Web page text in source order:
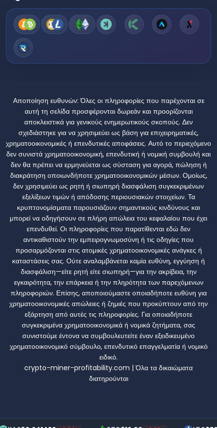
Αποποίηση ευθυνών: Όλες οι πληροφορίες που παρέχονται σε
αυτή τη σελίδα προσφέρονται δωρεάν και προορίζονται
αποκλειστικά για γενικούς ενημερωτικούς σκοπούς. Δεν
σχεδιάστηκε για να χρησιμεύει ως βάση για επιχειρηματικές,
χρηματοοικονομικές ή επενδυτικές αποφάσεις. Αυτό το περιεχόμενο
δεν συνιστά χρηματοοικονομική, επενδυτική ή νομική συμβουλή και
δεν θα πρέπει να ερμηνεύεται ως σύσταση για αγορά, πώληση ή
διακράτηση οποιωνδήποτε χρηματοοικονομικών μέσων. Ομοίως,
δεν χρησιμεύει ως ρητή ή σιωπηρή διασφάλιση συγκεκριμένων
εξελίξεων τιμών ή απόδοσης περιουσιακών στοιχείων. Τα
κρυπτονομίσματα παρουσιάζουν σημαντικούς κινδύνους και
μπορεί να οδηγήσουν σε πλήρη απώλεια του κεφαλαίου που έχει
επενδυθεί. Οι πληροφορίες που παρατίθενται εδώ δεν
αντικαθιστούν την εμπειρογνωμοσύνη ή τις οδηγίες που
προσαρμόζονται στις ατομικές χρηματοοικονομικές ανάγκες ή
καταστάσεις σας. Ούτε αναλαμβάνεται καμία ευθύνη, εγγύηση ή
διασφάλιση—είτε ρητή είτε σιωπηρή—για την ακρίβεια, την
εγκαιρότητα, την επάρκεια ή την πληρότητα των παρεχόμενων
πληροφοριών. Επίσης, αποποιούμαστε οποιαδήποτε ευθύνη για
χρηματοοικονομικές απώλειες ή ζημιές που προκύπτουν από την
εξάρτηση από αυτές τις πληροφορίες. Για οποιαδήποτε
συγκεκριμένα χρηματοοικονομικά ή νομικά ζητήματα, σας
συνιστούμε έντονα να συμβουλευτείτε έναν εξειδικευμένο
χρηματοοικονομικό σύμβουλο, επενδυτικό επαγγελματία ή νομικό
ειδικό.
crypto-miner-profitability.com | Όλα τα δικαιώματα
διατηρούνται